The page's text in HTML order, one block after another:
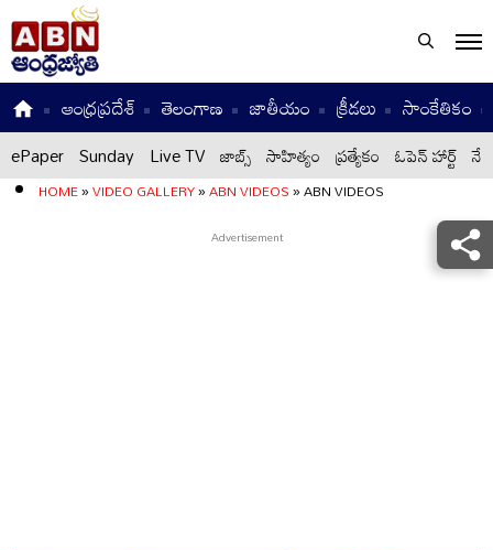
ఆంధ్రప్రదేశ్ తెలంగాణ జాతీయం క్రీడలు సాంకేతికం
ePaper Sunday Live TV జాబ్స్ సాహిత్యం ప్రత్యేకం ఓపెన్ హార్ట్
HOME»VIDEO GALLERY»ABN VIDEOS»ABN VIDEOS